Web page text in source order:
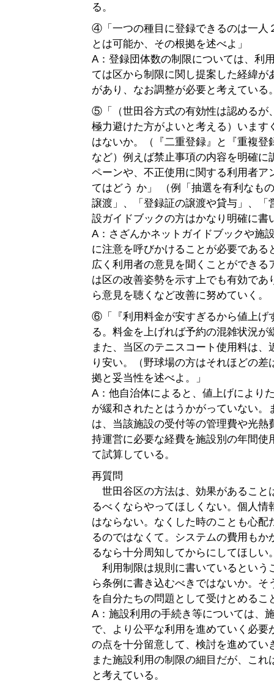
る。
④「一つの種目に登録できるのは一人
とは可能か、その根拠を述べよ」
A：登録団体数の制限については、利
ては区から制限に関し提案した経緯が
があり、なお調整が必要と考えている
⑤「（世田谷方式の有効性は認めるが
極力避けた方がよいと考える）います
はないか。（『二重登録』と『重複登
など）例えば禁止事項の内容を明確に
ペーンや、不正使用に関する利用者ア
てはどう か」 （例「抽選を有利なも
譲渡」、「登録証の譲渡や貸与」、「
設ガイドブックの方はかなり明確に書
A：さざんかネットガイドブックや施
に注意を呼びかけることが必要である
広く利用者の意見を聞くことができる
は区の改善姿勢を示す上でも有効であ
ら意見を聴くなど改善に努めていく。
⑥「『利用料金が安すぎるから値上げ
る。料金を上げれば予約の混雑状況が
また、当区のテニスコート使用料は、
り安い。（野球場の方はそれほどの差
拠と妥当性を述べよ。」
A：他自治体によると、値上げにより
が緩和されたとはうかがっていない。
は、当該施設の受付等の管理費や光熱
持運営に必要な経費を施設別の年間使
て試算している。
再質問
世田谷区の方法は、効果があること
るべくならやってほしくない。個人情
はならない。なくした時のことも心配
るのではなくて。システムの費用もか
るなら十分周知してからにしてほしい
利用制限は規則に書いているという
ら条例に書き込むべきではないか。そ
を自分たちの問題として受けとめるこ
A：施設利用の手続き等については、
で、より公平な利用を進めていく必要
の点を十分留意して、検討を進めてい
また施設利用の制限の細目だが、これ
と考えている。